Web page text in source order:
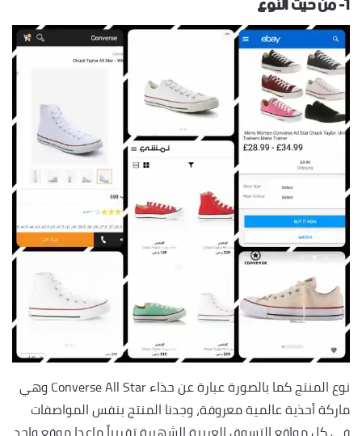
نوع المنتج كما بالصورة عبارة عن حذاء Converse All Star وهي
ماركة أحذية عالمية معروفة، وجدنا المنتج بنفس المواصفات